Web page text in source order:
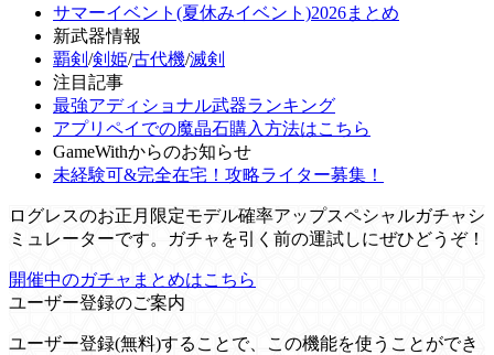
サマーイベント(夏休みイベント)2026まとめ
新武器情報
覇剣 /剣姫/古代機/滅剣
注目記事
最強アディショナル武器ランキング
アプリペイでの魔晶石購入方法はこちら
GameWithからのお知らせ
未経験可&完全在宅！攻略ライター募集！
ログレスのお正月限定モデル確率アップスペシャルガチャシ
ミュレーターです。ガチャを引く前の運試しにぜひどうぞ！
開催中のガチャまとめはこちら
ユーザー登録のご案内
ユーザー登録(無料)することで、この機能を使うことができ